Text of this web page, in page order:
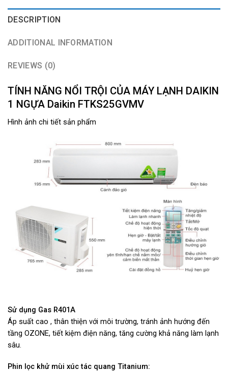
DESCRIPTION
ADDITIONAL INFORMATION
REVIEWS (0)
TÍNH NĂNG NỔI TRỘI CỦA MÁY LẠNH DAIKIN
1 NGỰA Daikin FTKS25GVMV
Hình ảnh chi tiết sản phẩm
Sử dụng Gas R401A
Áp suất cao , thân thiện với môi trường, tránh ảnh hướng đến
tầng OZONE, tiết kiệm điện năng, tăng cường khả năng làm lạnh
sâu.
Phin lọc khử mùi xúc tác quang Titanium: